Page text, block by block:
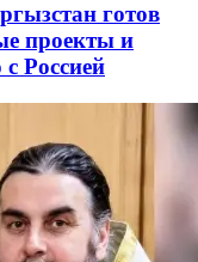
готов
проекты и
Россией